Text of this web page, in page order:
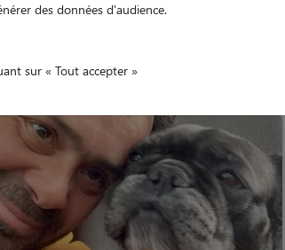
des données d'audience.
sur « Tout accepter »